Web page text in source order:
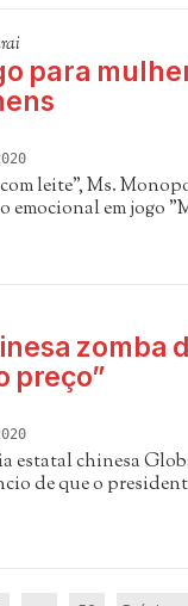
para
leite", Ms.
emocional em jogo
zomba
preço”
estatal chinesa
de que o